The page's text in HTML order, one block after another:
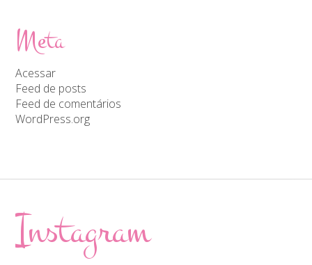
Meta
Acessar
Feed de posts
Feed de comentários
WordPress.org
Instagram